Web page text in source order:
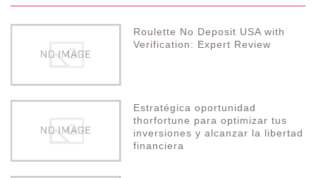
Roulette No Deposit USA with
Verification: Expert Review
Estratégica oportunidad
thorfortune para optimizar tus
inversiones y alcanzar la libertad
financiera